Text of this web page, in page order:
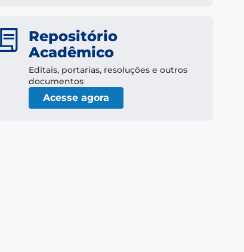
Repositório
Acadêmico
Editais, portarias, resoluções e outros
documentos
Acesse agora